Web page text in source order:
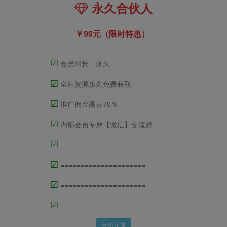
永久合伙人
99元（限时特惠）
☑ 会员时长：永久
☑ 全站资源永久免费获取
☑ 推广佣金高达70％
☑ 内部会员专属【微信】交流群
☑ =====================
☑ =====================
☑ =====================
☑ =====================